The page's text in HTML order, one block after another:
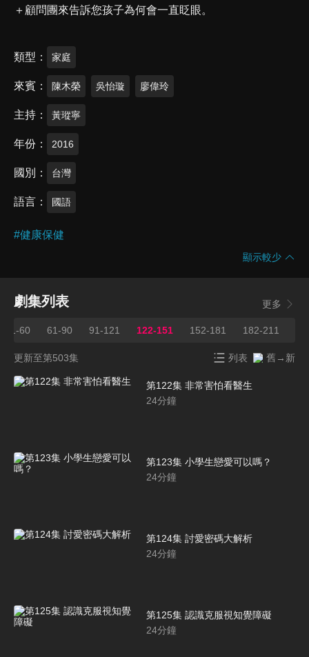
＋顧問團來告訴您孩子為何會一直眨眼。
類型 家庭
來賓 陳木榮 吳怡璇 廖偉玲
主持 黃瑽寧
年份 2016
國別 台灣
語言 國語
#健康保健
顯示較少
劇集列表 更多
31-60 61-90 91-121 122-151 152-181 182-211
更新至第503集 列表 舊→新
第122集 非常害怕看醫生
24分鐘
第123集 小學生戀愛可以嗎？
24分鐘
第124集 討愛密碼大解析
24分鐘
第125集 認識克服視知覺障礙
24分鐘